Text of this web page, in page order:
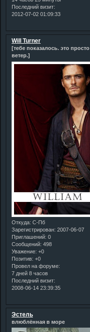
Последний визит:
2012-07-02 01:09:33
Will Turner
[тебе показалось. это просто
ветер.]
Откуда: С-Пб
Зарегистрирован: 2007-06-07
Приглашений: 0
Сообщений: 498
Уважение: +0
Позитив: +0
Провел на форуме:
7 дней 8 часов
Последний визит:
2008-06-14 23:39:35
Эстель
влюблённая в море